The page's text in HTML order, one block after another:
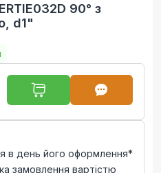
90° з
d1"
в день його оформлення*
замовлення вартістю